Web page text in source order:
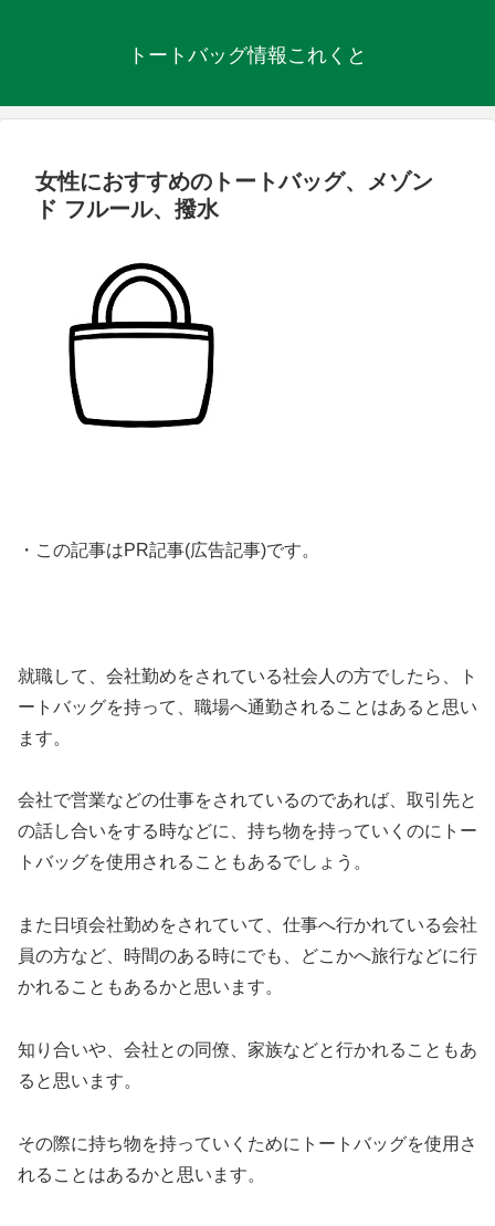
トートバッグ情報これくと
女性におすすめのトートバッグ、メゾン
ド フルール、撥水
・この記事はPR記事(広告記事)です。
就職して、会社勤めをされている社会人の方でしたら、ト
ートバッグを持って、職場へ通勤されることはあると思い
ます。
会社で営業などの仕事をされているのであれば、取引先と
の話し合いをする時などに、持ち物を持っていくのにトー
トバッグを使用されることもあるでしょう。
また日頃会社勤めをされていて、仕事へ行かれている会社
員の方など、時間のある時にでも、どこかへ旅行などに行
かれることもあるかと思います。
知り合いや、会社との同僚、家族などと行かれることもあ
ると思います。
その際に持ち物を持っていくためにトートバッグを使用さ
れることはあるかと思います。